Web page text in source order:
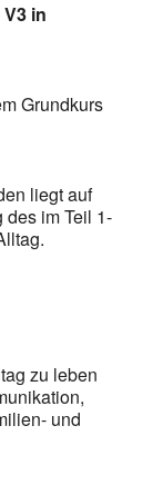
in
Grundkurs
liegt auf
des im Teil 1-
zu leben
und